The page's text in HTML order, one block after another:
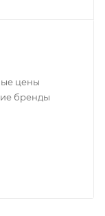
цены
бренды